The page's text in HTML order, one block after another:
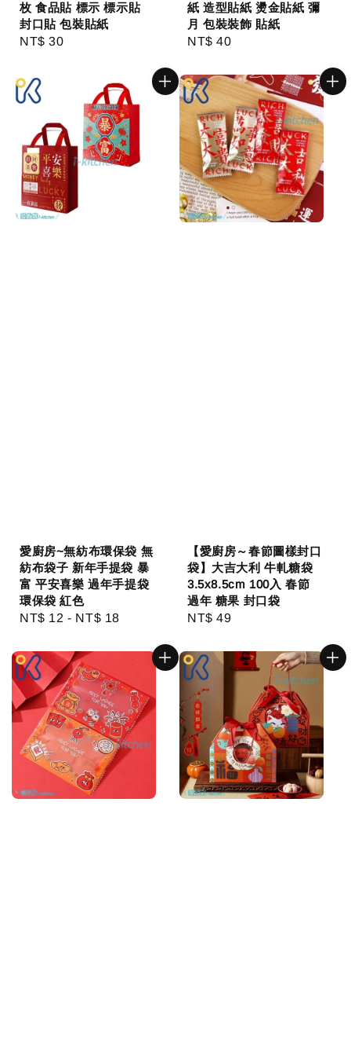
枚 食品貼 標示 標示貼
封口貼 包裝貼紙
Regular
NT$ 30
紙 造型貼紙 燙金貼紙 彌
月 包裝裝飾 貼紙
Regular
NT$ 40
愛廚房~無紡布環保袋 無
紡布袋子 新年手提袋 暴
富 平安喜樂 過年手提袋
環保袋 紅色
Regular
NT$ 12 - NT$ 18
【愛廚房～春節圖樣封口
袋】大吉大利 牛軋糖袋
3.5x8.5cm 100入 春節
過年 糖果 封口袋
Regular
NT$ 49